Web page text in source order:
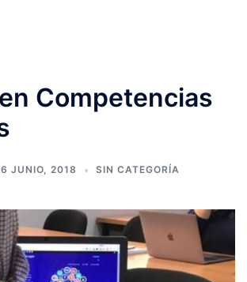
Competencias
JUNIO, 2018 SIN CATEGORÍA